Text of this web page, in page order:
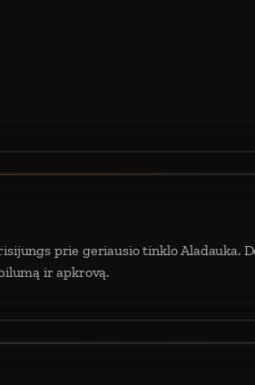
prie geriausio tinklo Aladauka.
ir apkrovą.